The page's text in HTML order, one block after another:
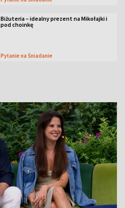
Biżuteria – idealny prezent na Mikołajki i
pod choinkę
Pytanie na Śniadanie